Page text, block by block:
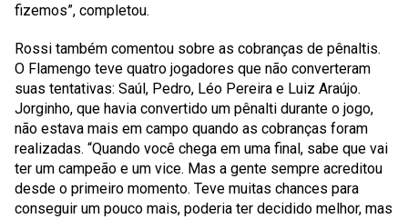
fizemos”, completou.
Rossi também comentou sobre as cobranças de pênaltis.
O Flamengo teve quatro jogadores que não converteram
suas tentativas: Saúl, Pedro, Léo Pereira e Luiz Araújo.
Jorginho, que havia convertido um pênalti durante o jogo,
não estava mais em campo quando as cobranças foram
realizadas. “Quando você chega em uma final, sabe que vai
ter um campeão e um vice. Mas a gente sempre acreditou
desde o primeiro momento. Teve muitas chances para
conseguir um pouco mais, poderia ter decidido melhor, mas